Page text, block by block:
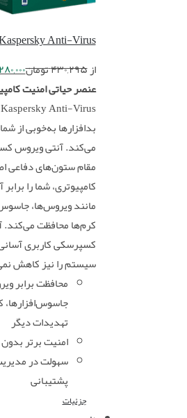
Anti-Virus
از۴۳۰,۲۹۵تومان
عنصر حیاتی امنیت
بدافزارها به‌خوبی از
می‌کند. آنتی ویروس
مقام ستون‌های دفاعی
کامپیوتری، شما را
مانند ویروس‌ها،
کرم‌ها محافظت می‌کند.
کسپرسکی کاربری
سیستم را نیز کاهش
محافظت برابر
جاسوس‌افزارها،
تهدیدات دیگر
امنیت برتر
سهولت در
پشتیبانی
جزئیات